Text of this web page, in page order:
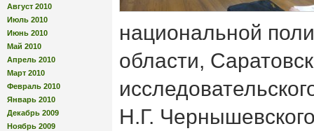
Август 2010
Июль 2010
Июнь 2010
Май 2010
Апрель 2010
Март 2010
Февраль 2010
Январь 2010
Декабрь 2009
Ноябрь 2009
национальной
области,
Н.Г.